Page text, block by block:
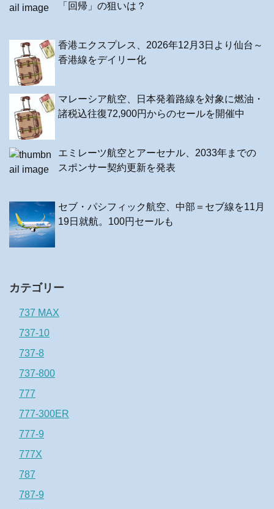
「回帰」の狙いは？
香港エクスプレス、2026年12月3日より仙台～
香港線をデイリー化
マレーシア航空、日本発着路線を対象に燃油・
諸税込往復72,900円からのセールを開催中
エミレーツ航空とアーセナル、2033年までの
スポンサー契約更新を発表
セブ・パシフィック航空、中部＝セブ線を11月
19日就航。100円セールも
カテゴリー
737 MAX
737-10
737-8
737-800
777
777-300ER
777-9
777X
787
787-9